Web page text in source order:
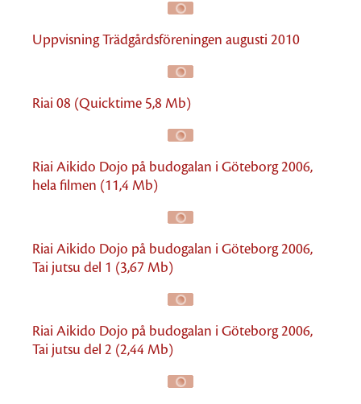
Uppvisning Trädgårdsföreningen augusti 2010
Riai 08 (Quicktime 5,8 Mb)
Riai Aikido Dojo på budogalan i Göteborg 2006,
hela filmen (11,4 Mb)
Riai Aikido Dojo på budogalan i Göteborg 2006,
Tai jutsu del 1 (3,67 Mb)
Riai Aikido Dojo på budogalan i Göteborg 2006,
Tai jutsu del 2 (2,44 Mb)